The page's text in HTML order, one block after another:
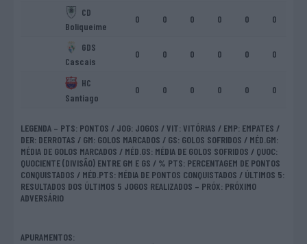
CD
Boliqueime
0 0 0 0 0 0
GDS
Cascais
0 0 0 0 0 0
HC
Santiago
0 0 0 0 0 0
LEGENDA – PTS: PONTOS / JOG: JOGOS / VIT: VITÓRIAS / EMP: EMPATES /
DER: DERROTAS / GM: GOLOS MARCADOS / GS: GOLOS SOFRIDOS / MÉD.GM:
MÉDIA DE GOLOS MARCADOS / MÉD.GS: MÉDIA DE GOLOS SOFRIDOS / QUOC:
QUOCIENTE (DIVISÃO) ENTRE GM E GS / % PTS: PERCENTAGEM DE PONTOS
CONQUISTADOS / MÉD.PTS: MÉDIA DE PONTOS CONQUISTADOS / ÚLTIMOS 5:
RESULTADOS DOS ÚLTIMOS 5 JOGOS REALIZADOS – PRÓX: PRÓXIMO
ADVERSÁRIO
APURAMENTOS: